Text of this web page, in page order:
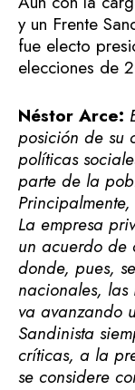
y un Frente
fue electo
elecciones de
Néstor Arce:
posición de su
políticas
parte de la
La empresa
un acuerdo de
donde, pues,
nacionales, las
va avanzando
Sandinista
críticas, a la
se considere